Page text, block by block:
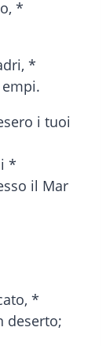
*
*
i tuoi
*
il Mar
*
deserto;